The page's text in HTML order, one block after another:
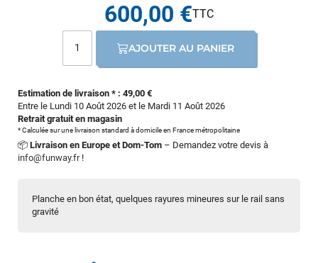
Planche en bon état, quelques rayures mineures sur le rail sans
gravité
Estimation de livraison * : 49,00 €
Entre le Lundi 10 Août 2026 et le Mardi 11 Août 2026
Retrait gratuit en magasin
* Calculée sur une livraison standard à domicile en France métropolitaine
📦 Livraison en Europe et Dom-Tom – Demandez votre devis à
info@funway.fr!
600,00 €
AJOUTER AU PANIER